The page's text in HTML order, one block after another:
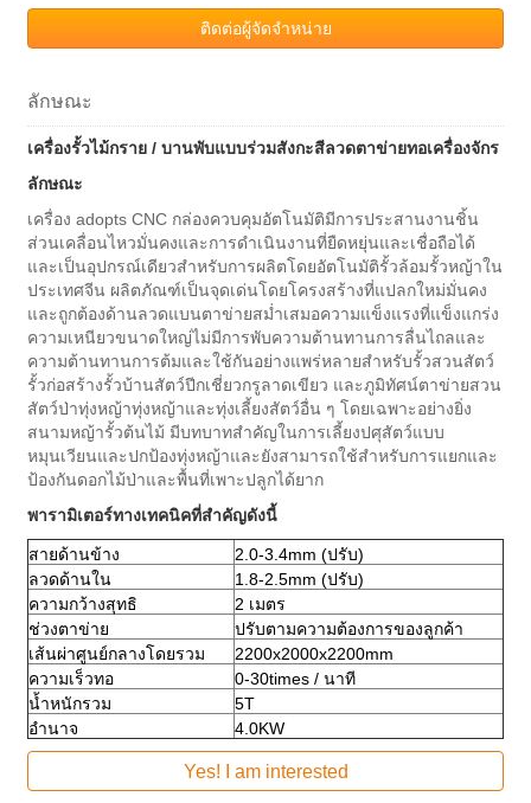
ติดต่อผู้จัดจำหน่าย
ลักษณะ
เครื่องรั้วไม้กราย / บานพับแบบร่วมสังกะสีลวดตาข่ายทอเครื่องจักร
ลักษณะ
เครื่อง adopts CNC กล่องควบคุมอัตโนมัติมีการประสานงานชิ้น
ส่วนเคลื่อนไหวมั่นคงและการดำเนินงานที่ยืดหยุ่นและเชื่อถือได้
และเป็นอุปกรณ์เดียวสำหรับการผลิตโดยอัตโนมัติรั้วล้อมรั้วหญ้าใน
ประเทศจีน ผลิตภัณฑ์เป็นจุดเด่นโดยโครงสร้างที่แปลกใหม่มั่นคง
และถูกต้องด้านลวดแบนตาข่ายสม่ำเสมอความแข็งแรงที่แข็งแกร่ง
ความเหนียวขนาดใหญ่ไม่มีการพับความต้านทานการลื่นไถลและ
ความต้านทานการต้มและใช้กันอย่างแพร่หลายสำหรับรั้วสวนสัตว์
รั้วก่อสร้างรั้วบ้านสัตว์ปีกเชี่ยวกรูลาดเขียว และภูมิทัศน์ตาข่ายสวน
สัตว์ป่าทุ่งหญ้าทุ่งหญ้าและทุ่งเลี้ยงสัตว์อื่น ๆ โดยเฉพาะอย่างยิ่ง
สนามหญ้ารั้วต้นไม้ มีบทบาทสำคัญในการเลี้ยงปศุสัตว์แบบ
หมุนเวียนและปกป้องทุ่งหญ้าและยังสามารถใช้สำหรับการแยกและ
ป้องกันดอกไม้ป่าและพื้นที่เพาะปลูกได้ยาก
พารามิเตอร์ทางเทคนิคที่สำคัญดังนี้
สายด้านข้าง
2.0-3.4mm (ปรับ)
ลวดด้านใน
1.8-2.5mm (ปรับ)
ความกว้างสุทธิ
2 เมตร
ช่วงตาข่าย
ปรับตามความต้องการของลูกค้า
เส้นผ่าศูนย์กลางโดยรวม
2200x2000x2200mm
ความเร็วทอ
0-30times / นาที
น้ำหนักรวม
5T
อำนาจ
4.0KW
Yes! I am interested